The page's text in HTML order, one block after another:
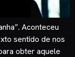
Aconteceu
sentido de nos
obter aquele